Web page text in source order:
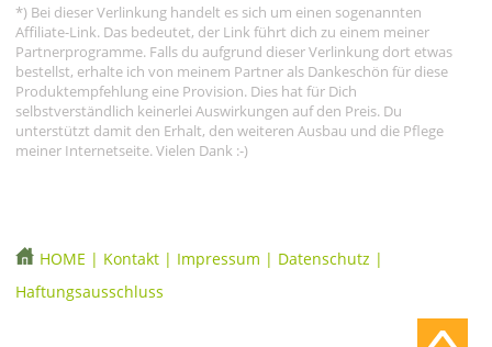
*) Bei dieser Verlinkung handelt es sich um einen sogenannten
Affiliate-Link. Das bedeutet, der Link führt dich zu einem meiner
Partnerprogramme. Falls du aufgrund dieser Verlinkung dort etwas
bestellst, erhalte ich von meinem Partner als Dankeschön für diese
Produktempfehlung eine Provision. Dies hat für Dich
selbstverständlich keinerlei Auswirkungen auf den Preis. Du
unterstützt damit den Erhalt, den weiteren Ausbau und die Pflege
meiner Internetseite. Vielen Dank :-)
HOME | Kontakt | Impressum | Datenschutz |
Haftungsausschluss